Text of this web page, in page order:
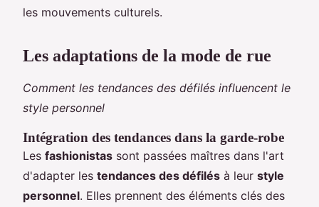
les mouvements culturels.
Les adaptations de la mode de rue
Comment les tendances des défilés influencent le
style personnel
Intégration des tendances dans la garde-robe
Les fashionistas sont passées maîtres dans l'art
d'adapter les tendances des défilés à leur style
personnel. Elles prennent des éléments clés des